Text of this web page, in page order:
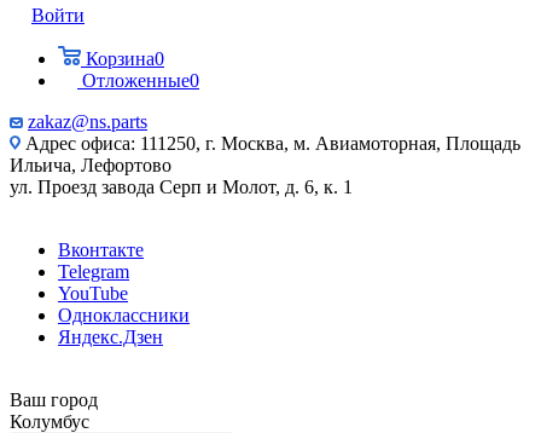
Войти
Корзина0
Отложенные0
zakaz@ns.parts
Адрес офиса: 111250, г. Москва, м. Авиамоторная, Площадь
Ильича, Лефортово
ул. Проезд завода Серп и Молот, д. 6, к. 1
Вконтакте
Telegram
YouTube
Одноклассники
Яндекс.Дзен
Ваш город
Колумбус